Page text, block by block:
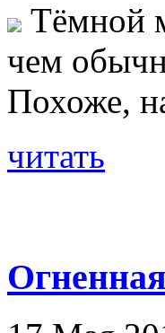
Тёмной
чем
Похоже,
читать